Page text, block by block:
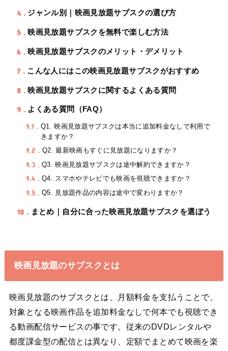
4 ジャンル別｜映画見放題サブスクの選び方
5 映画見放題サブスクを無料で楽しむ方法
6 映画見放題サブスクのメリット・デメリット
7 こんな人にはこの映画見放題サブスクがおすすめ
8 映画見放題サブスクに関するよくある質問
9 よくある質問（FAQ）
9.1
Q1. 映画見放題サブスクは本当に追加料金なしで利用で
きますか？
9.2 Q2. 最新映画もすぐに見放題になりますか？
9.3 Q3. 映画見放題サブスクは途中解約できますか？
9.4 Q4. スマホやテレビでも映画を視聴できますか？
9.5 Q5. 見放題作品の内容は途中で変わりますか？
10 まとめ｜自分に合った映画見放題サブスクを選ぼう
映画見放題のサブスクとは
映画見放題のサブスクとは、月額料金を支払うことで、
対象となる映画作品を追加料金なしで何本でも視聴でき
る動画配信サービスの事です。従来のDVDレンタルや
都度課金型の配信とは異なり、定額でまとめて映画を楽